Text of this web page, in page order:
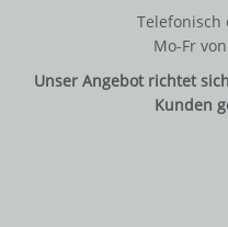
Telefonisch
Mo-Fr
Unser Angebot richtet
Kunden